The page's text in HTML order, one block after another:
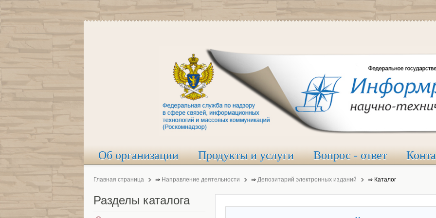
Об организации Продукты и услуги Вопрос - ответ
Главная страница ⇒ Направление деятельности ⇒ Депозитарий электронных изданий ⇒ Каталог
Разделы каталога